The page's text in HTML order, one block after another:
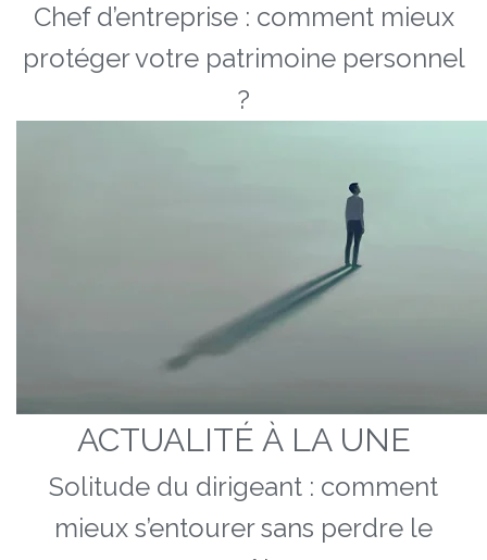
Chef d’entreprise : comment mieux
protéger votre patrimoine personnel
?
ACTUALITÉ À LA UNE
Solitude du dirigeant : comment
mieux s’entourer sans perdre le